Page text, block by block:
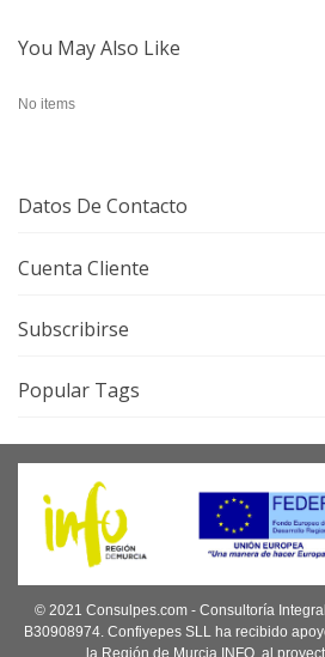
You May Also Like
No items
Datos De Contacto
Cuenta Cliente
Subscribirse
Popular Tags
© 2021 Consulpes.com - Consultoría
B30908974. Confiyepes SLL ha recibido
la Región de Murcia INFO, al